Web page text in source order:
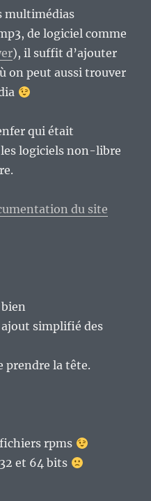
multimédias
de logiciel comme
), il suffit d’ajouter
on peut aussi trouver
qui était
logiciels non-libre
du site
simplifié des
prendre la tête.
rpms
et 64 bits